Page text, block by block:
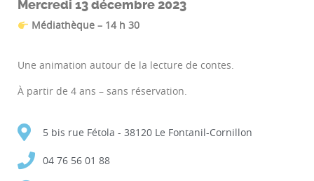
Mercredi 13 décembre 2023
Médiathèque – 14 h 30
Une animation autour de la lecture de contes.
À partir de 4 ans – sans réservation.
5 bis rue Fétola - 38120 Le Fontanil-Cornillon
04 76 56 01 88